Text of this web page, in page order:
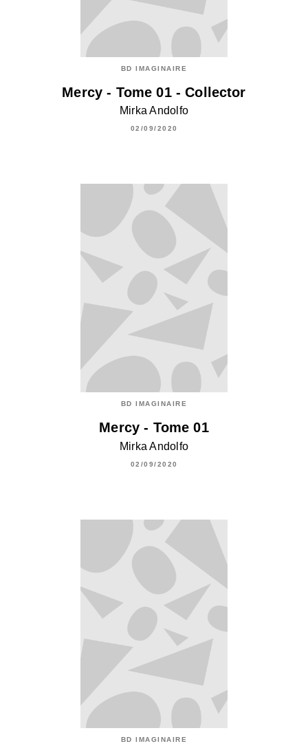
BD IMAGINAIRE
Mercy - Tome 01 - Collector
Mirka Andolfo
02/09/2020
BD IMAGINAIRE
Mercy - Tome 01
Mirka Andolfo
02/09/2020
BD IMAGINAIRE